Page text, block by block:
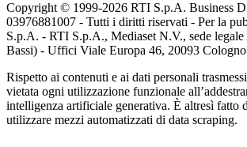
Copyright © 1999-2026 RTI S.p.A. Business
03976881007 - Tutti i diritti riservati - Per la
S.p.A. - RTI S.p.A., Mediaset N.V., sede legale
Bassi) - Uffici Viale Europa 46, 20093
Rispetto ai contenuti e ai dati personali
vietata ogni utilizzazione funzionale
intelligenza artificiale generativa. È altresì fatto
utilizzare mezzi automatizzati di data scraping.